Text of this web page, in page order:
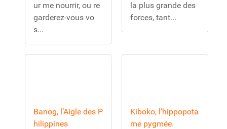
ur me nourrir, ou re
garderez-vous vo
s...
la plus grande des
forces, tant...
Banog, l’Aigle des P
hilippines
Kiboko, l’hippopota
me pygmée.